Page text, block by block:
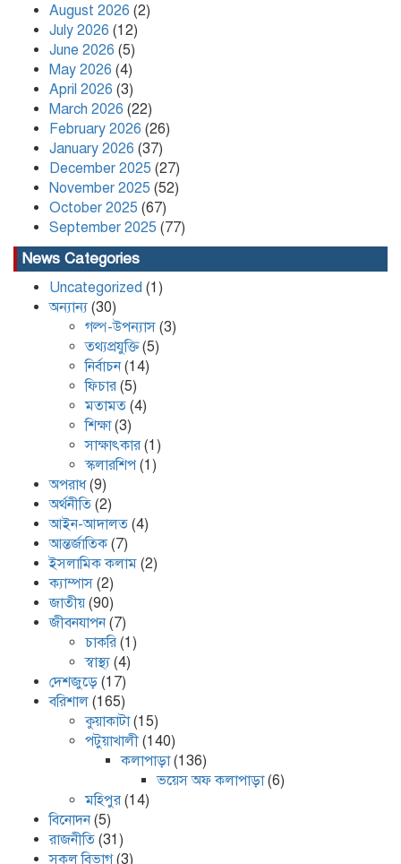
Kafi Sued Over Alleged Land
Grabbing and Extortion
কলাপাড়ায় ৪০ পিস ইয়াবা সহ এক যুবক
গ্রেপ্তার
August 2026 (2)
July 2026 (12)
June 2026 (5)
May 2026 (4)
April 2026 (3)
March 2026 (22)
February 2026 (26)
January 2026 (37)
December 2025 (27)
November 2025 (52)
October 2025 (67)
September 2025 (77)
News Categories
Uncategorized (1)
অন্যান্য (30)
গল্প-উপন্যাস (3)
তথ্যপ্রযুক্তি(5)
নির্বাচন(14)
ফিচার (5)
মতামত (4)
শিক্ষা(3)
সাক্ষাৎকার (1)
স্কলারশিপ (1)
অপরাধ(9)
অর্থনীতি (2)
আইন-আদালত (4)
আন্তর্জাতিক(7)
ইসলামিক কলাম (2)
ক্যাম্পাস (2)
জাতীয়(90)
জীবনযাপন(7)
চাকরি (1)
স্বাস্থ্য (4)
দেশজুড়ে (17)
বরিশাল (165)
কুয়াকাটা(15)
পটুয়াখালী (140)
কলাপাড়া(136)
ভয়েস অফ কলাপাড়া(6)
মহিপুর (14)
বিনোদন(5)
রাজনীতি (31)
সকল বিভাগ(3)